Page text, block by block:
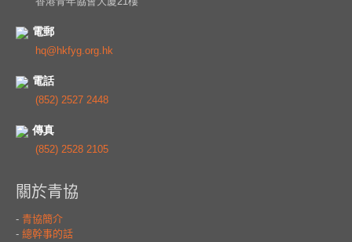
電郵
hq@hkfyg.org.hk
電話
(852) 2527 2448
傳真
(852) 2528 2105